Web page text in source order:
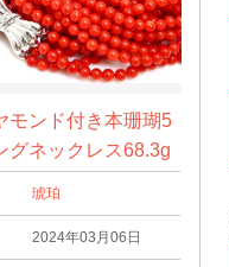
モンド付き本珊瑚5
グネックレス68.3g
琥珀
2024年03月06日